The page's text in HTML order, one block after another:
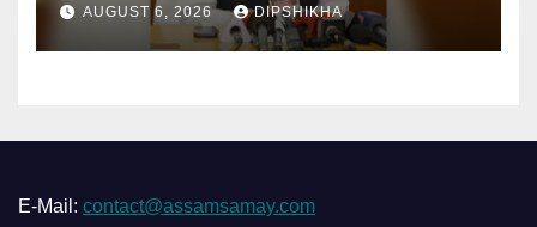
AUGUST 6, 2026 DIPSHIKHA
E-Mail: contact@assamsamay.com